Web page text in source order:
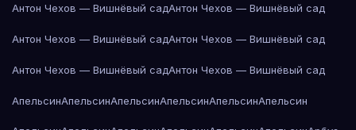
Антон Чехов — Вишнёвый садАнтон Чехов — Вишнёвый сад
Антон Чехов — Вишнёвый садАнтон Чехов — Вишнёвый сад
Антон Чехов — Вишнёвый садАнтон Чехов — Вишнёвый сад
АпельсинАпельсинАпельсинАпельсинАпельсинАпельсин